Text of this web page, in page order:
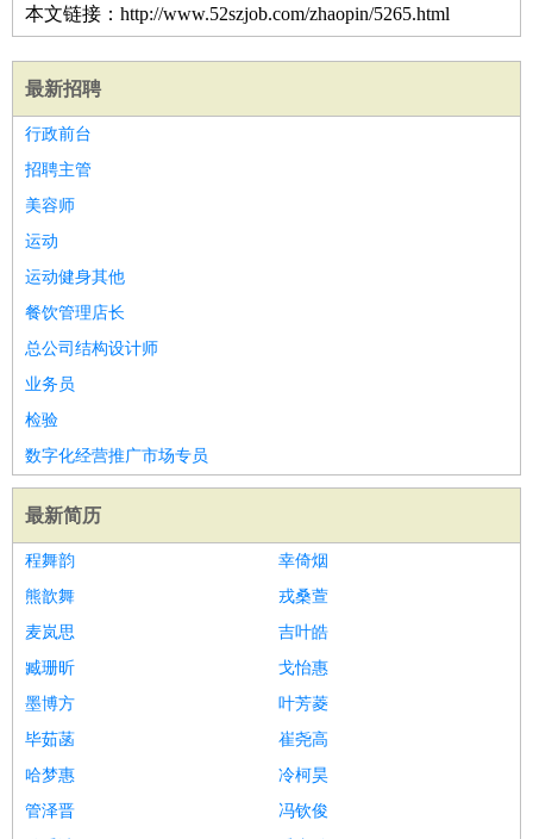
本文链接：http://www.52szjob.com/zhaopin/5265.html
最新招聘
行政前台
招聘主管
美容师
运动
运动健身其他
餐饮管理店长
总公司结构设计师
业务员
检验
数字化经营推广市场专员
最新简历
程舞韵
幸倚烟
熊歆舞
戎桑萱
麦岚思
吉叶皓
臧珊昕
戈怡惠
墨博方
叶芳菱
毕茹菡
崔尧高
哈梦惠
冷柯昊
管泽晋
冯钦俊